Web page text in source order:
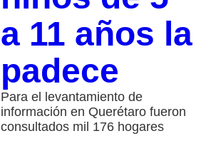
a 11 años la
padece
Para el levantamiento de
información en Querétaro fueron
consultados mil 176 hogares